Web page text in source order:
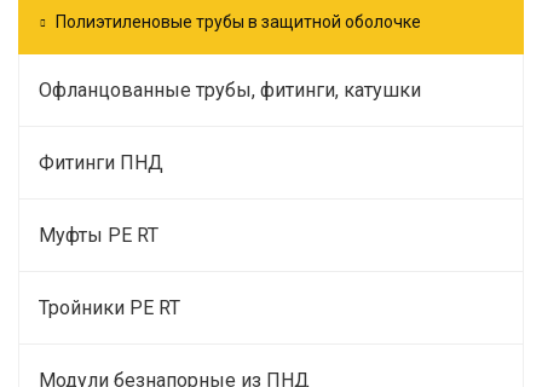
Полиэтиленовые трубы в защитной оболочке
Офланцованные трубы, фитинги, катушки
Фитинги ПНД
Муфты PE RT
Тройники PE RT
Модули безнапорные из ПНД